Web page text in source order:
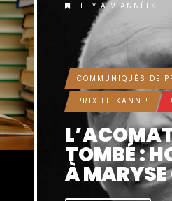
IL Y A 2 ANNÉES
COMMUNIQUÉS DE
PRIX FETKANN !
TOMBÉ :
À MARYSE